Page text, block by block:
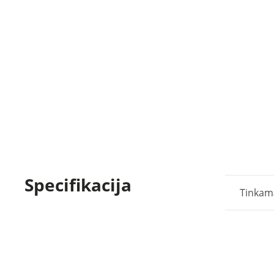
Specifikacija